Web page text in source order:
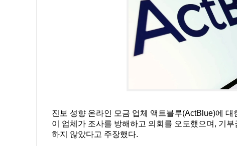
진보 성향 온라인 모금 업체 액트블루(ActBlue)에
이 업체가 조사를 방해하고 의회를 오도했으며, 기
하지 않았다고 주장했다.